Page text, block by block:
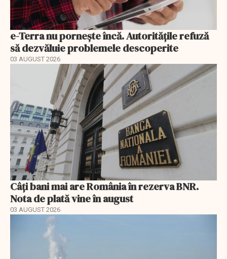
e-Terra nu pornește încă. Autoritățile refuză
să dezvăluie problemele descoperite
03 AUGUST 2026
Câți bani mai are România în rezerva BNR.
Nota de plată vine în august
03 AUGUST 2026